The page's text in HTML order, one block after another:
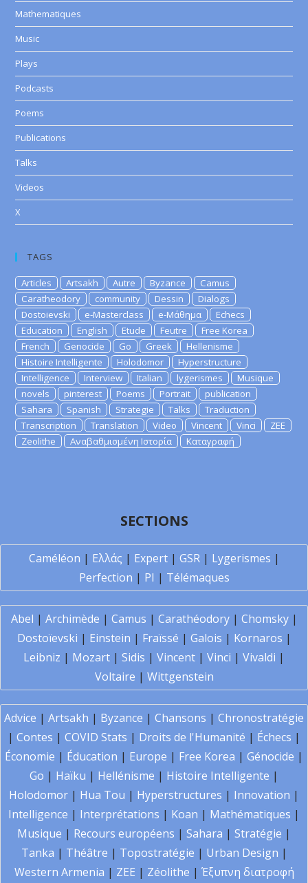
Mathematiques
Music
Plays
Podcasts
Poems
Publications
Talks
Videos
X
TAGS
Articles Artsakh Autre Byzance
Camus
Caratheodory
community Dessin
Dialogs
Dostoievski
e-Masterclass e-Μάθημα
Echecs
Education
English Etude Feutre
Free Korea
French
Genocide Go Greek
Hellenisme
Histoire Intelligente
Holodomor
Hyperstructure
Intelligence
Interview Italian lygerismes
Musique
novels
pinterest Poems Portrait
publication
Sahara
Spanish Strategie Talks
Traduction
Transcription
Translation Video Vincent Vinci
ZEE
Zeolithe
Αναβαθμισμένη Ιστορία Καταγραφή
SECTIONS
Caméléon | Ελλάς | Expert| GSR| Lygerismes |
Perfection | PI | Télémaques
Abel | Archimède | Camus | Carathéodory| Chomsky|
Dostoïevski | Einstein | Fraïssé | Galois | Kornaros |
Leibniz | Mozart | Sidis | Vincent | Vinci | Vivaldi |
Voltaire | Wittgenstein
Advice | Artsakh | Byzance | Chansons | Chronostratégie
| Contes | COVID Stats | Droits de l'Humanité | Échecs |
Économie | Éducation | Europe | Free Korea | Génocide |
Go | Haïku | Hellénisme | Histoire Intelligente |
Holodomor | Hua Tou | Hyperstructures | Innovation |
Intelligence | Interprétations | Koan | Mathématiques |
Musique | Recours européens | Sahara | Stratégie |
Tanka | Théâtre | Topostratégie | Urban Design |
Western Armenia | ZEE | Zéolithe | Έξυπνη διατροφή